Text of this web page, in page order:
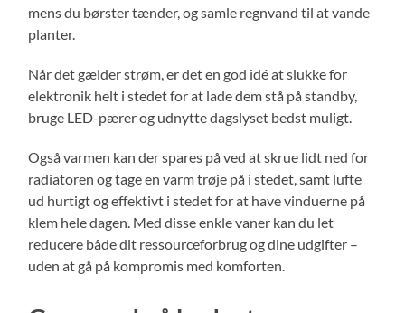
mens du børster tænder, og samle regnvand til at vande
planter.
Når det gælder strøm, er det en god idé at slukke for
elektronik helt i stedet for at lade dem stå på standby,
bruge LED-pærer og udnytte dagslyset bedst muligt.
Også varmen kan der spares på ved at skrue lidt ned for
radiatoren og tage en varm trøje på i stedet, samt lufte
ud hurtigt og effektivt i stedet for at have vinduerne på
klem hele dagen. Med disse enkle vaner kan du let
reducere både dit ressourceforbrug og dine udgifter –
uden at gå på kompromis med komforten.